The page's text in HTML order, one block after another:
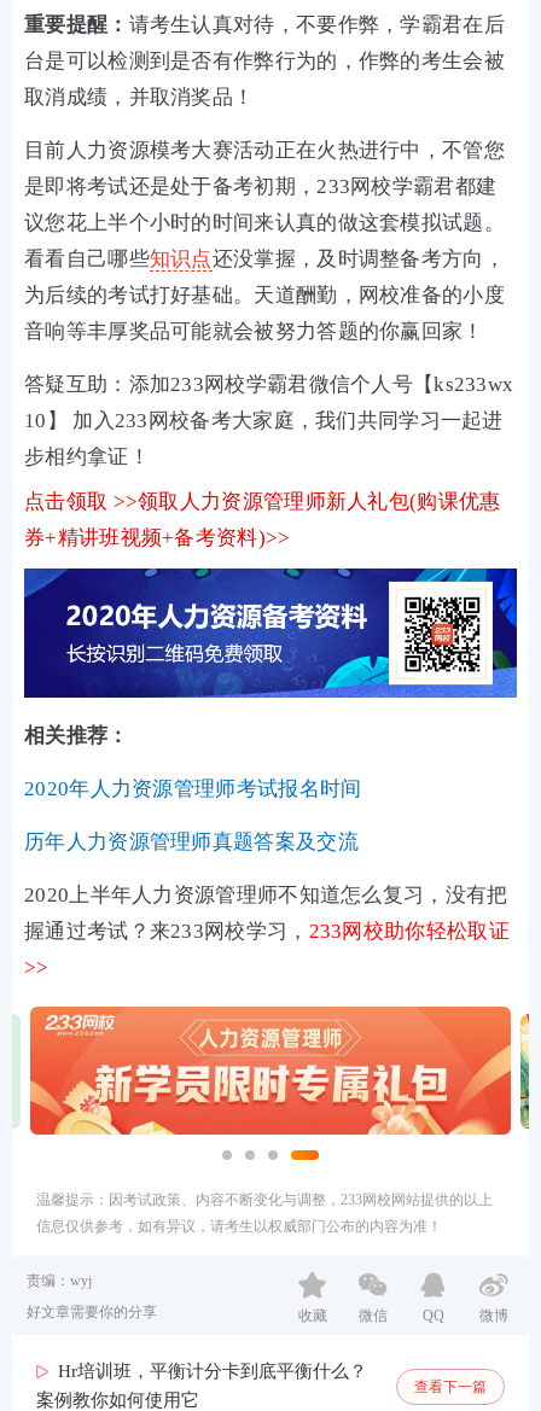
重要提醒： 请考生认真对待，不要作弊，学霸君在后
台是可以检测到是否有作弊行为的，作弊的考生会被
取消成绩，并取消奖品！
目前人力资源模考大赛活动正在火热进行中，不管您
是即将考试还是处于备考初期，233网校学霸君都建
议您花上半个小时的时间来认真的做这套模拟试题。
看看自己哪些知识点还没掌握，及时调整备考方向，
为后续的考试打好基础。天道酬勤，网校准备的小度
音响等丰厚奖品可能就会被努力答题的你赢回家！
答疑互助：添加233网校学霸君微信个人号【ks233wx
10】 加入233网校备考大家庭，我们共同学习一起进
步相约拿证！
点击领取 >>领取人力资源管理师新人礼包(购课优惠
券+精讲班视频+备考资料)>>
相关推荐：
2020年人力资源管理师考试报名时间
历年人力资源管理师真题答案及交流
2020上半年人力资源管理师不知道怎么复习，没有把
握通过考试？来233网校学习， 233网校助你轻松取证
>>
温馨提示：因考试政策、内容不断变化与调整，233网校网站提供的以上
信息仅供参考，如有异议，请考生以权威部门公布的内容为准！
责编：wyj
好文章需要你的分享
收藏 微信 QQ 微博
Hr培训班，平衡计分卡到底平衡什么？
案例教你如何使用它
查看下一篇